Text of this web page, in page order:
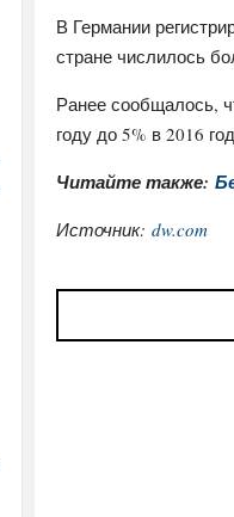
В Германии
стране числилось
Ранее сообщалось,
году до 5% в 2016
Читайте также:
Источник: dw.com